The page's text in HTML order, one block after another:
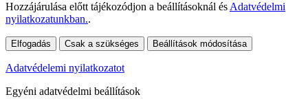
Hozzájárulása előtt tájékozódjon a beállításoknál és Adatvédelmi
nyilatkozatunkban..
Elfogadás Csak a szükséges Beállítások módosítása
Adatvédelemi nyilatkozatot
Egyéni adatvédelmi beállítások